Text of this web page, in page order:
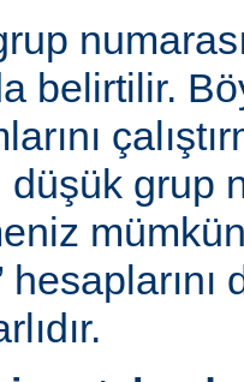
belirtilir.
düşük grup
mümkün